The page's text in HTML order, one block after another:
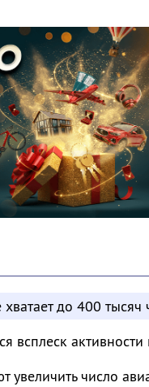
до 400 тысяч
всплеск
увеличить число